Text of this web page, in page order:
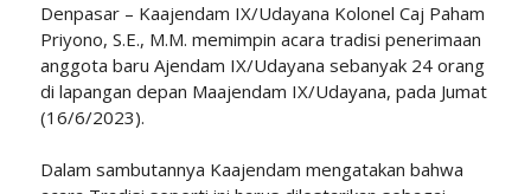
Denpasar – Kaajendam IX/Udayana Kolonel Caj Paham
Priyono, S.E., M.M. memimpin acara tradisi penerimaan
anggota baru Ajendam IX/Udayana sebanyak 24 orang
di lapangan depan Maajendam IX/Udayana, pada Jumat
(16/6/2023).
Dalam sambutannya Kaajendam mengatakan bahwa